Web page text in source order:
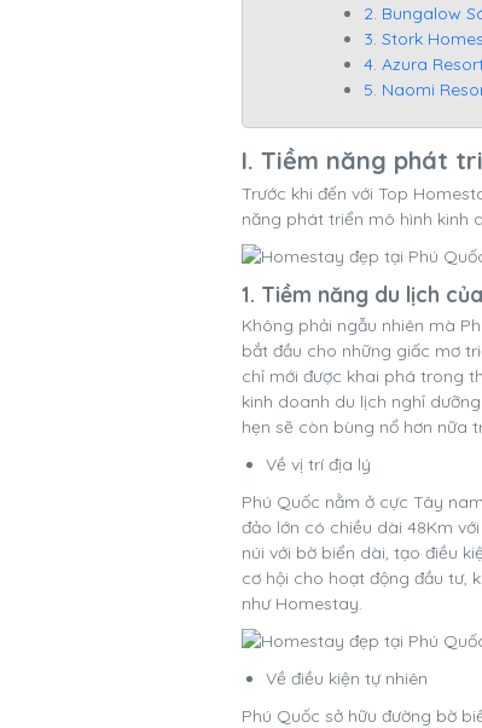
2. Bungalow
3. Stork
4. Azura
5. Naomi
I. Tiềm năng phát
Trước khi đến với Top
năng phát triển mô hình kinh
1. Tiềm năng du lịch
Không phải ngẫu nhiên mà
bắt đầu cho những giấc mơ
chỉ mới được khai phá trong
kinh doanh du lịch nghỉ
hẹn sẽ còn bùng nổ hơn nữa
Về vị trí địa lý
Phú Quốc nằm ở cực Tây
đảo lớn có chiều dài 48Km
núi với bờ biển dài, tạo điều
cơ hội cho hoạt động đầu tư,
như Homestay.
Về điều kiện tự nhiên
Phú Quốc sở hữu đường bờ